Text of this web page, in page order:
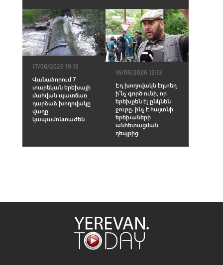
17/06/2026 19:16
Վանաձորում 7
տարեկան երեխայի
մահվան պատճառ
դարձաձ խողովակը
վաղը
կապամոնտաժեն
16/06/2026 12:13
Էդ խողովակն էդտեղ
ի՞նչ գործ ունի, որ
երեխքեն էլ ընկնեն
ջուրը. ինչ է հայտնի
երեխաների
անհետացման
դեպքից